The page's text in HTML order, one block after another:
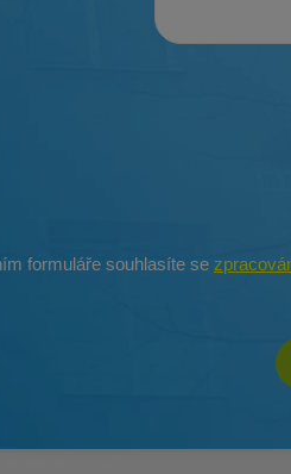
formuláře souhlasíte se